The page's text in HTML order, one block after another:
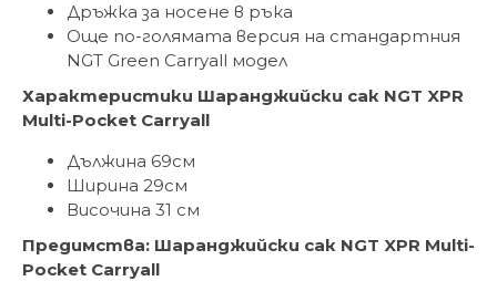
Дръжка за носене в ръка
Още по-голямата версия на стандартния
NGT Green Carryall модел
Характеристики Шаранджийски сак NGT XPR
Multi-Pocket Carryall
Дължина 69см
Ширина 29см
Височина 31 см
Предимства: Шаранджийски сак NGT XPR Multi-
Pocket Carryall